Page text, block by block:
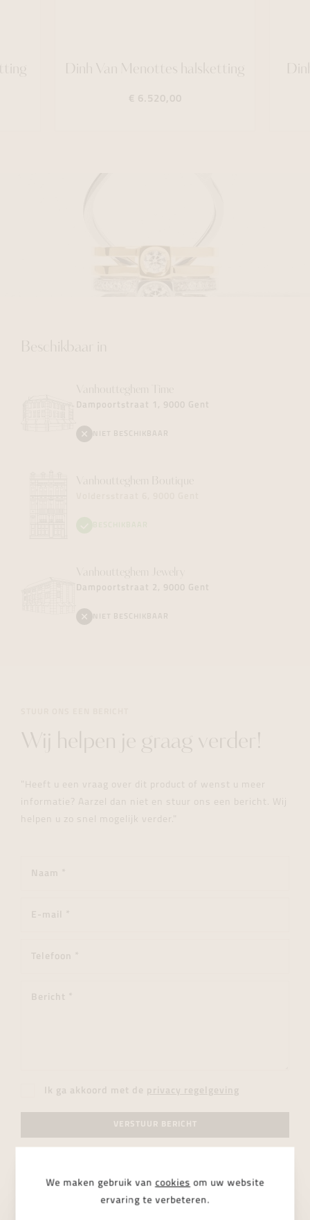
Dinh Van Menottes halsketting
€ 6.520,00
Beschikbaar in
Vanhoutteghem Time
Dampoortstraat 1, 9000 Gent
NIET BESCHIKBAAR
Vanhoutteghem Boutique
Vanhoutteghem Jewelry
Dampoortstraat 2, 9000 Gent
NIET BESCHIKBAAR
Wij helpen je graag verder!
"Heeft u een vraag over dit product of wenst u meer
informatie? Aarzel dan niet en stuur ons een bericht. Wij
helpen u zo snel mogelijk verder."
Ik ga akkoord met de privacy regelgeving
VERSTUUR BERICHT
We maken gebruik van cookies om uw website
ervaring te verbeteren.